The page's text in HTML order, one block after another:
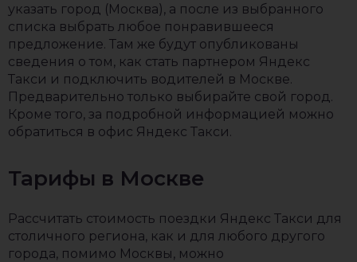
указать город (Москва), а после из выбранного
списка выбрать любое понравившееся
предложение. Там же будут опубликованы
сведения о том, как стать партнером Яндекс
Такси и подключить водителей в Москве.
Предварительно только выбирайте свой город.
Кроме того, за подробной информацией можно
обратиться в офис Яндекс Такси.
Тарифы в Москве
Рассчитать стоимость поездки Яндекс Такси для
столичного региона, как и для любого другого
города, помимо Москвы, можно